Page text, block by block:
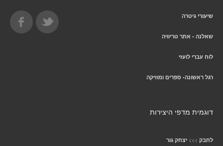
שיעורי גיטרה
שאלנה - אתר טריוויה
לוח עברי לועזי
רגל ראשונה- ספרים ומוזיקה
דוגמית מדפי היצירות
לחבק >>> יצחק גור